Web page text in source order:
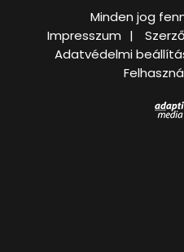
Minden jog
Impresszum
Adatvédelmi